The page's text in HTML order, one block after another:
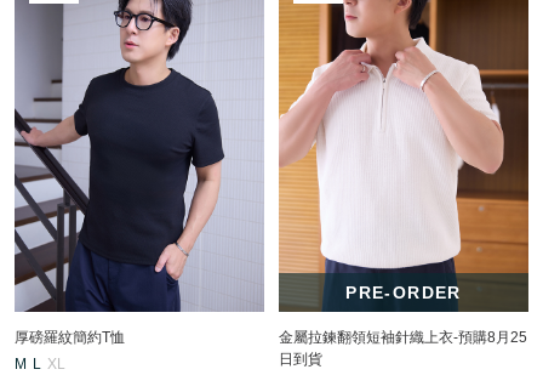
厚磅羅紋簡約T恤
M
L XL
PRE-ORDER
金屬拉鍊翻領短袖針織上衣-預購8月25
日到貨